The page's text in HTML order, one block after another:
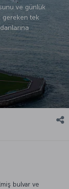
ve günlük
gereken tek
bulvar ve